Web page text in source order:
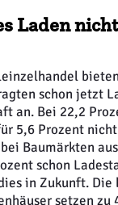
Laden
schon jetzt
an. Bei 22,2
5,6 Prozent
Baumärkten
schon
in Zukunft. Die
setzen zu